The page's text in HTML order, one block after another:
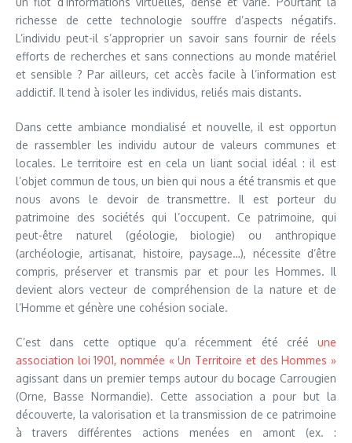
richesse de cette technologie souffre d’aspects négatifs.
L’individu peut-il s’approprier un savoir sans fournir de réels
efforts de recherches et sans connections au monde matériel
et sensible ? Par ailleurs, cet accès facile à l’information est
addictif. Il tend à isoler les individus, reliés mais distants.
Dans cette ambiance mondialisé et nouvelle, il est opportun
de rassembler les individu autour de valeurs communes et
locales. Le territoire est en cela un liant social idéal : il est
l’objet commun de tous, un bien qui nous a été transmis et que
nous avons le devoir de transmettre. Il est porteur du
patrimoine des sociétés qui l’occupent. Ce patrimoine, qui
peut-être naturel (géologie, biologie) ou anthropique
(archéologie, artisanat, histoire, paysage…), nécessite d’être
compris, préserver et transmis par et pour les Hommes. Il
devient alors vecteur de compréhension de la nature et de
l’Homme et génère une cohésion sociale.
C’est dans cette optique qu’a récemment été créé une
association loi 1901, nommée « Un Territoire et des Hommes »
agissant dans un premier temps autour du bocage Carrougien
(Orne, Basse Normandie). Cette association a pour but la
découverte, la valorisation et la transmission de ce patrimoine
à travers différentes actions menées en amont (ex. :